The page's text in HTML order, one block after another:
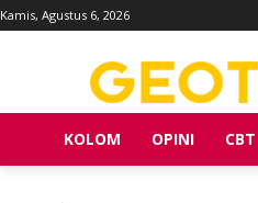
Kamis, Agustus 6, 2026
KOLOM OPINI CBT